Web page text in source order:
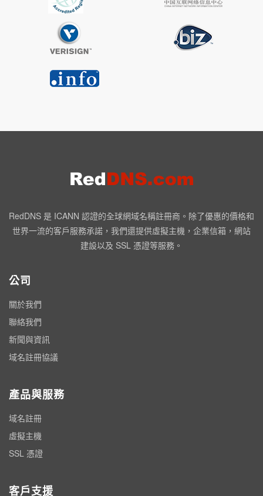
RedDNS 是 ICANN 認證的全球網域名稱註冊商。除了優惠的價格和
世界一流的客戶服務承諾，我們還提供虛擬主機，企業信箱，網站
建設以及 SSL 憑證等服務。
公司
關於我們
聯絡我們
新聞與資訊
域名註冊協議
產品與服務
域名註冊
虛擬主機
SSL 憑證
客戶支援